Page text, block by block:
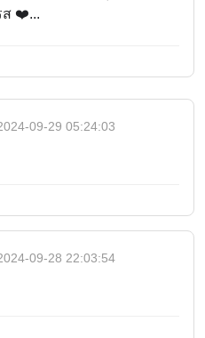
ส ❤️...
09-29 05:24:03
09-28 22:03:54